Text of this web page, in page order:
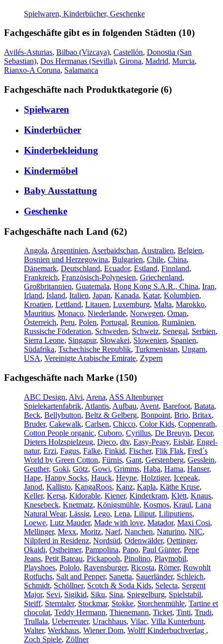
Spielwaren, Kinderbücher, Geschenke
Fachgeschäfte gibt es in folgenden Städten (10)
Avilés-Asturias, Bilbao (Vizcaya), Castellón, Donostia (San
Sebastian), Dos Hermanas (Sevilla), Girona, Madrid, Murcia,
Rianxo-A Coruna, Salamanca
Fachgeschäfte nach Produktkategorie (6)
Spielwaren
Kinderbücher
Kinderbekleidung
Kindermöbel
Baby Ausstattung
Geschenke
Fachgeschäfte nach Land (62)
Angola, Argentinien, Aserbaidschan, Australien, Belgien,
Bosnien und Herzegowina, Bulgarien, Chile, China,
Dänemark, Deutschland, Ecuador, Estland, Finnland,
Frankreich, Französisch-Polynesien, Griechenland,
Großbritannien, Guatemala, Hong Kong S.A.R., China, Iran,
Irland, Island, Italien, Japan, Kanada, Katar, Kolumbien,
Kroatien, Lettland, Litauen, Luxemburg, Malta, Marokko,
Mauritius, Monaco, Niederlande, Norwegen, Oman,
Österreich, Peru, Polen, Portugal, Reunion, Rumänien,
Russische Föderation, Schweden, Schweiz, Senegal, Serbien,
Sierra Leone, Singapur, Slowakei, Slowenien, Spanien,
Südafrika, Tschechische Republik, Turkmenistan, Ungarn,
USA, Vereinigte Arabische Emirate, Zypern
Fachgeschäfte nach Marke (150)
ABC Design, Alvi, Arena, ASS Altenburger
Spielekartenfabrik, Atlantis, Aufbau, Avent, Barefoot, Batata,
Beck, Bellybutton, Beltz & Gelberg, Bonpoint, Brio, Britax,
Bruder, Cakewalk, Carlsen, Chicco, Color Kids, Coppenrath,
Cotton People organic, Cuboro, Cyrillus, De Breuyn, Decor,
Dieters Holzspielzeug, Djeco, dtv, Easy-Peasy, Eisbär, Engel-
natur, Erzi, Fagus, Falke, Finkid, Fischer, Flik Flak, Fred´s
World by Green Cotton, Fürnis, Gant, Gerstenberg, Gesslein,
Geuther, Goki, Götz, Gowi, Grimms, Haba, Hama, Hanser,
Hape, Happy Socks, Hauck, Heyne, Holztiger, Icepeak,
Janod, Kallisto, KangaRoos, Kanz, Kapla, Käthe Kruse,
Keller, Kersa, Kidorable, Kiener, Kinderkram, Klett, Knaus,
Knesebeck, Knetmatz, Königsmühle, Kosmos, Kraul, Lana
Natural Wear, Lässig, Lego, Lena, Liliput, Liliputiens,
Loewe, Lutz Mauder, Made with love, Matador, Maxi Cosi,
Mellinger, Mexx, Moritz, Naef, Nanchen, Naturino, NIC,
Nilpferd in Residenz, Nordsüd, Odenwälder, Oettinger,
Okaidi, Ostheimer, Pampolina, Papo, Paul Günter, Pepe
Jeans, Petit Bateau, Pickapooh, Pinolino, Playmobil,
Playshoes, Pololo, Ravensburger, Ricosta, Römer, Rowohlt
Rotfuchs, Salt and Pepper, Sanetta, Sauerländer, Schleich,
Schmidt, Schöllner, Scotch & Soda Kids, Selecta, Sergent
Major, Sevi, Sigikid, Siku, Sina, Spiegelburg, Spielstabil,
Steiff, Sterntaler, Stockmar, Stokke, Storchenmühle, Tartine et
chocolat, Teddy Hermann, Thienemann, Ticket, Tinti, Trudi,
Trullala, Ueberreuter, Urachhaus, Vilac, Villa Kunterbunt,
Walter, Werkhaus, Wiener Dom, Wolff Kinderbuchverlag ,
Zoch Spiele, Zöllner